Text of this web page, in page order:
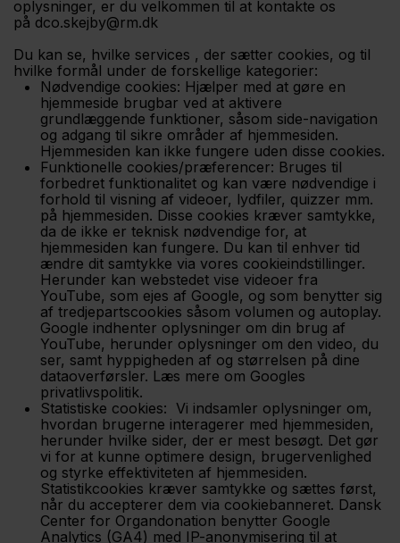
oplysninger, er du velkommen til at kontakte os
på dco.skejby@rm.dk
Du kan se, hvilke services , der sætter cookies, og til
hvilke formål under de forskellige kategorier:
Nødvendige cookies: Hjælper med at gøre en
hjemmeside brugbar ved at aktivere
grundlæggende funktioner, såsom side-navigation
og adgang til sikre områder af hjemmesiden.
Hjemmesiden kan ikke fungere uden disse cookies.
Funktionelle cookies/præferencer: Bruges til
forbedret funktionalitet og kan være nødvendige i
forhold til visning af videoer, lydfiler, quizzer mm.
på hjemmesiden. Disse cookies kræver samtykke,
da de ikke er teknisk nødvendige for, at
hjemmesiden kan fungere. Du kan til enhver tid
ændre dit samtykke via vores cookieindstillinger.
Herunder kan webstedet vise videoer fra
YouTube, som ejes af Google, og som benytter sig
af tredjepartscookies såsom volumen og autoplay.
Google indhenter oplysninger om din brug af
YouTube, herunder oplysninger om den video, du
ser, samt hyppigheden af og størrelsen på dine
dataoverførsler. Læs mere om Googles
privatlivspolitik.
Statistiske cookies: Vi indsamler oplysninger om,
hvordan brugerne interagerer med hjemmesiden,
herunder hvilke sider, der er mest besøgt. Det gør
vi for at kunne optimere design, brugervenlighed
og styrke effektiviteten af hjemmesiden.
Statistikcookies kræver samtykke og sættes først,
når du accepterer dem via cookiebanneret. Dansk
Center for Organdonation benytter Google
Analytics (GA4) med IP-anonymisering til at